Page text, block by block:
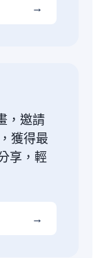
→
，邀請
獲得最
享，輕
→